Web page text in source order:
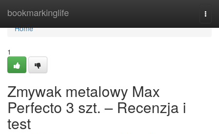
bookmarkinglife
Home
Home
1
Zmywak metalowy Max
Perfecto 3 szt. – Recenzja i
test